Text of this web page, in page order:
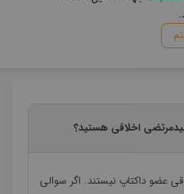
اخلاقی هستید؟
عضو داکتاپ نیستند. اگر سوالی